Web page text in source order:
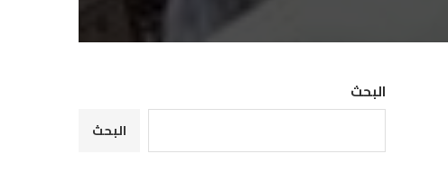
البحث
البحث